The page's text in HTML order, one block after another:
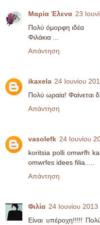
Μαρία Έλενα 23
Πολύ όμορφη ιδέα
Φιλάκια ...
Απάντηση
ikaxela 24 Ιουνίου
Πολύ ωραία! Φαίνεται
Απάντηση
vasolefk 24 Ιουνίου
koritsia polli omwrfh
omwrfes idees filia.....
Απάντηση
Φιλία 24 Ιουνίου 2013
Είναι υπέροχη!!!!!